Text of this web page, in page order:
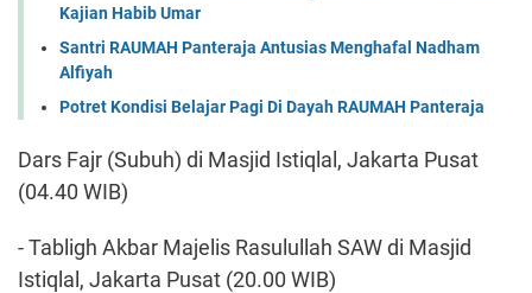
Kajian Habib Umar
Santri RAUMAH Panteraja Antusias Menghafal Nadham
Alfiyah
Potret Kondisi Belajar Pagi Di Dayah RAUMAH Panteraja
Dars Fajr (Subuh) di Masjid Istiqlal, Jakarta Pusat
(04.40 WIB)
- Tabligh Akbar Majelis Rasulullah SAW di Masjid
Istiqlal, Jakarta Pusat (20.00 WIB)